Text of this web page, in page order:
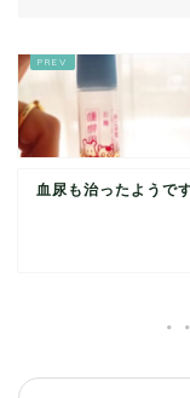
血尿も治ったようです